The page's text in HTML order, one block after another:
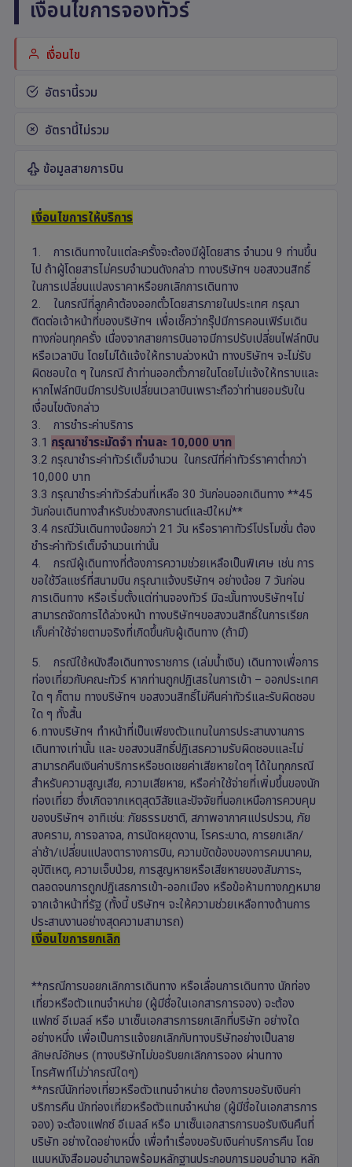
เงื่อนไขการจองทัวร์
เงื่อนไข
อัตรานี้รวม
อัตรานี้ไม่รวม
ข้อมูลสายการบิน
เงื่อนไขการให้บริการ
1. การเดินทางในแต่ละครั้งจะต้องมีผู้โดยสาร จำนวน 9 ท่านขึ้น
ไป ถ้าผู้โดยสารไม่ครบจำนวนดังกล่าว ทางบริษัทฯ ขอสงวนสิทธิ์
ในการเปลี่ยนแปลงราคาหรือยกเลิกการเดินทาง
2. ในกรณีที่ลูกค้าต้องออกตั๋วโดยสารภายในประเทศ กรุณา
ติดต่อเจ้าหน้าที่ของบริษัทฯ เพื่อเช็คว่ากรุ๊ปมีการคอนเฟิร์มเดิน
ทางก่อนทุกครั้ง เนื่องจากสายการบินอาจมีการปรับเปลี่ยนไฟล์ทบิน
หรือเวลาบิน โดยไม่ได้แจ้งให้ทราบล่วงหน้า ทางบริษัทฯ จะไม่รับ
ผิดชอบใด ๆ ในกรณี ถ้าท่านออกตั๋วภายในโดยไม่แจ้งให้ทราบและ
หากไฟล์ทบินมีการปรับเปลี่ยนเวลาบินเพราะถือว่าท่านยอมรับใน
เงื่อนไขดังกล่าว
3. การชำระค่าบริการ
3.1 กรุณาชำระมัดจำ ท่านละ 10,000 บาท
3.2 กรุณาชำระค่าทัวร์เต็มจำนวน ในกรณีที่ค่าทัวร์ราคาต่ำกว่า
10,000 บาท
3.3 กรุณาชำระค่าทัวร์ส่วนที่เหลือ 30 วันก่อนออกเดินทาง **45
วันก่อนเดินทางสำหรับช่วงสงกรานต์และปีใหม่**
3.4 กรณีวันเดินทางน้อยกว่า 21 วัน หรือราคาทัวร์โปรโมชั่น ต้อง
ชำระค่าทัวร์เต็มจำนวนเท่านั้น
4. กรณีผู้เดินทางที่ต้องการความช่วยเหลือเป็นพิเศษ เช่น การ
ขอใช้วีลแชร์ที่สนามบิน กรุณาแจ้งบริษัทฯ อย่างน้อย 7 วันก่อน
การเดินทาง หรือเริ่มตั้งแต่ท่านจองทัวร์ มิฉะนั้นทางบริษัทฯไม่
สามารถจัดการได้ล่วงหน้า ทางบริษัทฯขอสงวนสิทธิ์ในการเรียก
เก็บค่าใช้จ่ายตามจริงที่เกิดขึ้นกับผู้เดินทาง (ถ้ามี)
5. กรณีใช้หนังสือเดินทางราชการ (เล่มน้ำเงิน) เดินทางเพื่อการ
ท่องเที่ยวกับคณะทัวร์ หากท่านถูกปฏิเสธในการเข้า – ออกประเทศ
ใด ๆ ก็ตาม ทางบริษัทฯ ขอสงวนสิทธิ์ไม่คืนค่าทัวร์และรับผิดชอบ
ใด ๆ ทั้งสิ้น
6.ทางบริษัทฯ ทำหน้าที่เป็นเพียงตัวแทนในการประสานงานการ
เดินทางเท่านั้น และ ขอสงวนสิทธิ์ปฏิเสธความรับผิดชอบและไม่
สามารถคืนเงินค่าบริการหรือชดเชยค่าเสียหายใดๆ ได้ในทุกกรณี
สำหรับความสูญเสีย, ความเสียหาย, หรือค่าใช้จ่ายที่เพิ่มขึ้นของนัก
ท่องเที่ยว ซึ่งเกิดจากเหตุสุดวิสัยและปัจจัยที่นอกเหนือการควบคุม
ของบริษัทฯ อาทิเช่น: ภัยธรรมชาติ, สภาพอากาศแปรปรวน, ภัย
สงคราม, การจลาจล, การนัดหยุดงาน, โรคระบาด, การยกเลิก/
ล่าช้า/เปลี่ยนแปลงตารางการบิน, ความขัดข้องของการคมนาคม,
อุบัติเหตุ, ความเจ็บป่วย, การสูญหายหรือเสียหายของสัมภาระ,
ตลอดจนการถูกปฏิเสธการเข้า-ออกเมือง หรือข้อห้ามทางกฎหมาย
จากเจ้าหน้าที่รัฐ (ทั้งนี้ บริษัทฯ จะให้ความช่วยเหลือทางด้านการ
ประสานงานอย่างสุดความสามารถ)
เงื่อนไขการยกเลิก
**กรณีการขอยกเลิกการเดินทาง หรือเลื่อนการเดินทาง นักท่อง
เที่ยวหรือตัวแทนจำหน่าย (ผู้มีชื่อในเอกสารการจอง) จะต้อง
แฟกซ์ อีเมลล์ หรือ มาเซ็นเอกสารการยกเลิกที่บริษัท อย่างใด
อย่างหนึ่ง เพื่อเป็นการแจ้งยกเลิกกับทางบริษัทอย่างเป็นลาย
ลักษณ์อักษร (ทางบริษัทไม่ขอรับยกเลิกการจอง ผ่านทาง
โทรศัพท์ไม่ว่ากรณีใดๆ)
**กรณีนักท่องเที่ยวหรือตัวแทนจำหน่าย ต้องการขอรับเงินค่า
บริการคืน นักท่องเที่ยวหรือตัวแทนจำหน่าย (ผู้มีชื่อในเอกสารการ
จอง) จะต้องแฟกซ์ อีเมลล์ หรือ มาเซ็นเอกสารการขอรับเงินคืนที่
บริษัท อย่างใดอย่างหนึ่ง เพื่อทำเรื่องขอรับเงินค่าบริการคืน โดย
แนบหนังสือมอบอำนาจพร้อมหลักฐานประกอบการมอบอำนาจ หลัก